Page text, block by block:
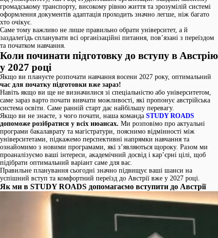
громадському транспорту, високому рівню життя та зрозумілій системі
оформлення документів адаптація проходить значно легше, ніж багато
хто очікує.
Саме тому важливо не лише правильно обрати університет, а й
заздалегідь спланувати всі організаційні питання, пов’язані з переїздом
та початком навчання.
Коли починати підготовку до вступу в Австрію
у 2027 році
Якщо ви плануєте розпочати навчання восени 2027 року, оптимальний
час для початку підготовки вже зараз!
Навіть якщо ви ще не визначилися зі спеціальністю або університетом,
саме зараз варто почати вивчати можливості, які пропонує австрійська
система освіти. Саме ранній старт дає найбільшу перевагу.
Якщо ви не знаєте, з чого почати, наша команда STUDY ROADS
допоможе розібратися у всіх нюансах. Ми розповімо про актуальні
програми бакалаврату та магістратури, пояснимо відмінності між
університетами, підкажемо перспективні напрямки навчання та
ознайомимо з новими програмами, які з’являються щороку. Разом ми
проаналізуємо ваші інтереси, академічний досвід і кар’єрні цілі, щоб
підібрати оптимальний варіант саме для вас.
Правильне планування сьогодні значно підвищує ваші шанси на
успішний вступ та комфортний переїзд до Австрії вже у 2027 році.
Як ми в STUDY ROADS допомагаємо вступити до Австрії